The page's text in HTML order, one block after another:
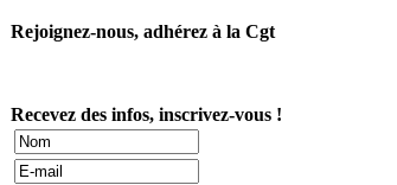
Rejoignez-nous, adhérez à la Cgt
Recevez des infos, inscrivez-vous !